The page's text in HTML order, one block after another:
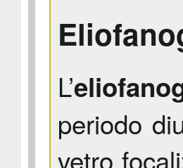
L’
periodo
vetro